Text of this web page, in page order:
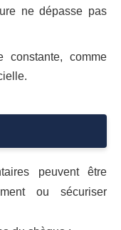
ne dépasse pas
comme
peuvent être
ou sécuriser